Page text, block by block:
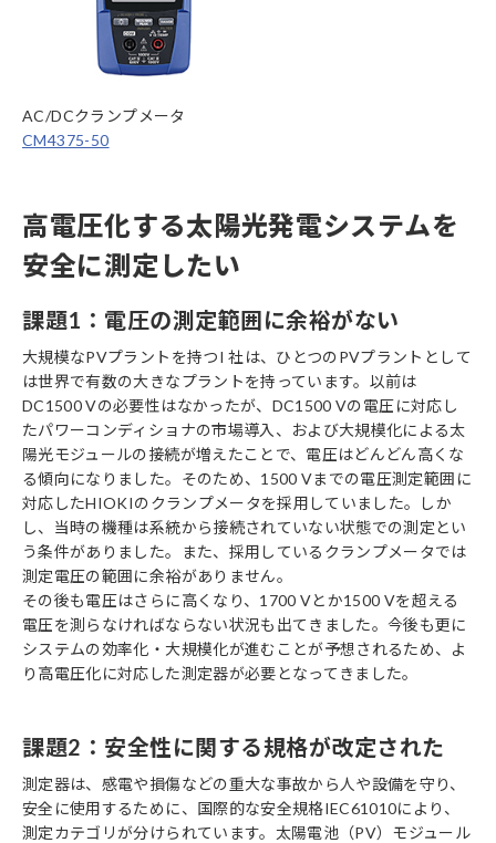
AC/DCクランプメータ
CM4375-50
高電圧化する太陽光発電システムを
安全に測定したい
課題1：電圧の測定範囲に余裕がない
大規模なPVプラントを持つI 社は、ひとつのPVプラントとして
は世界で有数の大きなプラントを持っています。以前は
DC1500 Vの必要性はなかったが、DC1500 Vの電圧に対応し
たパワーコンディショナの市場導入、および大規模化による太
陽光モジュールの接続が増えたことで、電圧はどんどん高くな
る傾向になりました。そのため、1500 Vまでの電圧測定範囲に
対応したHIOKIのクランプメータを採用していました。しか
し、当時の機種は系統から接続されていない状態での測定とい
う条件がありました。また、採用しているクランプメータでは
測定電圧の範囲に余裕がありません。
その後も電圧はさらに高くなり、1700 Vとか1500 Vを超える
電圧を測らなければならない状況も出てきました。今後も更に
システムの効率化・大規模化が進むことが予想されるため、よ
り高電圧化に対応した測定器が必要となってきました。
課題2：安全性に関する規格が改定された
測定器は、感電や損傷などの重大な事故から人や設備を守り、
安全に使用するために、国際的な安全規格IEC61010により、
測定カテゴリが分けられています。太陽電池（PV）モジュール